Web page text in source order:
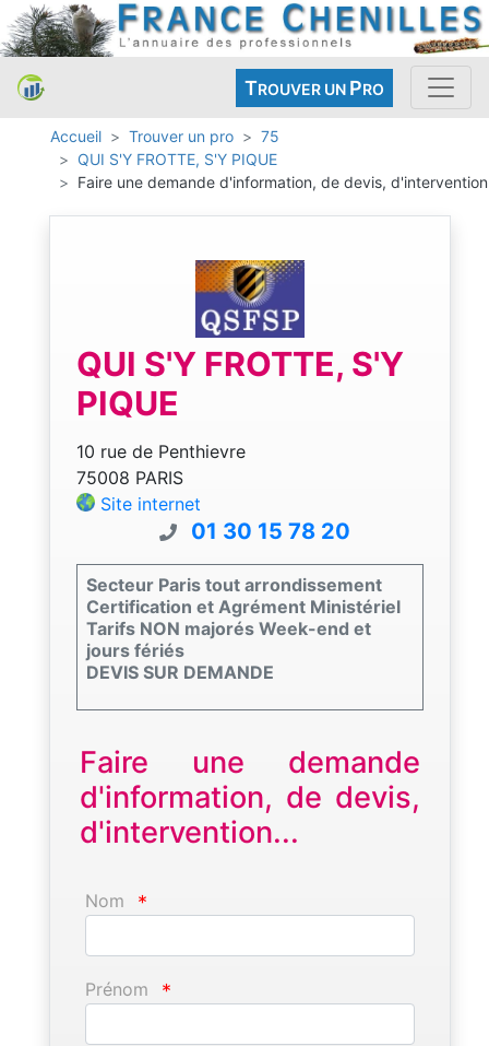
TROUVER UN PRO
Accueil Trouver un pro
75
QUI S'Y FROTTE, S'Y PIQUE
Faire une demande d'information, de devis, d'intervention
QUI S'Y FROTTE, S'Y
PIQUE
10 rue de Penthievre
75008 PARIS
Site internet
01 30 15 78 20
Secteur Paris tout arrondissement
Certification et Agrément Ministériel
Tarifs NON majorés Week-end et
jours fériés
DEVIS SUR DEMANDE
Faire une demande
d'information, de devis,
d'intervention...
Nom *
Prénom *